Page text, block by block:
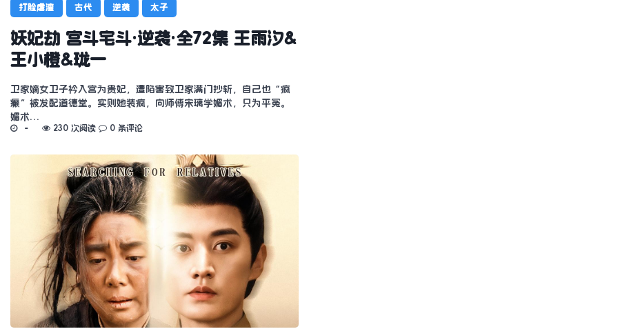
打脸虐渣 古代 逆袭 太子
妖妃劫 宫斗宅斗·逆袭·全72集 王雨汐&
王小橙&珑一
卫家嫡女卫子衿入宫为贵妃，遭陷害致卫家满门抄斩，自己也“疯
癫”被发配道德堂。实则她装疯，向师傅宋璃学媚术，只为平冤。
媚术…
230 次阅读 0 条评论